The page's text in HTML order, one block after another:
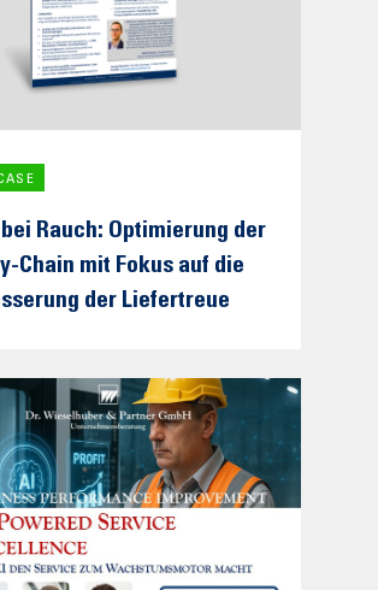
Rauch: Optimierung der
Chain mit Fokus auf die
der Liefertreue